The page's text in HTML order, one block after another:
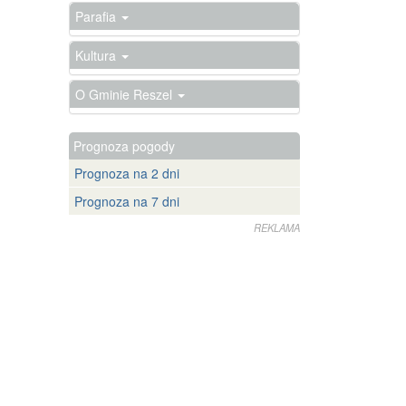
Parafia
Kultura
O Gminie Reszel
Prognoza pogody
Prognoza na 2 dni
Prognoza na 7 dni
REKLAMA